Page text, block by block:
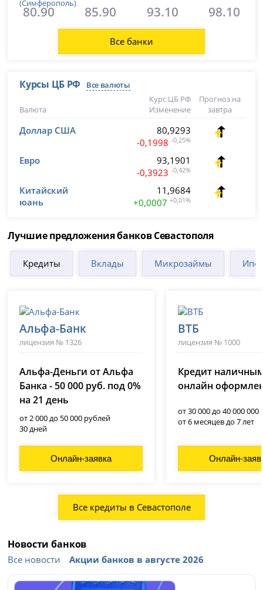
80.90 85.90 93.10 98.10
Все банки
Курсы ЦБ РФ Все валюты
Валюта
Курс ЦБ РФ
Изменение
Прогноз на
завтра
Доллар США
80,9293
-0,1998 -0,25%
Евро
93,1901
-0,3923 -0,42%
Китайский
юань
11,9684
+0,0007 +0,01%
Лучшие предложения банков Севастополя
Кредиты Вклады Микрозаймы
Альфа-Банк
лицензия № 1326
Альфа-Деньги от Альфа
Банка - 50 000 руб. под 0%
на 21 день
от 2 000 до 50 000 рублей
30 дней
Онлайн-заявка
ВТБ
лицензия № 1000
Кредит
онлайн
от 30 000 до 40 000 000
от 6 месяцев до 7 лет
Онлайн-
Все кредиты в Севастополе
Новости банков
Все новости Акции банков в августе 2026